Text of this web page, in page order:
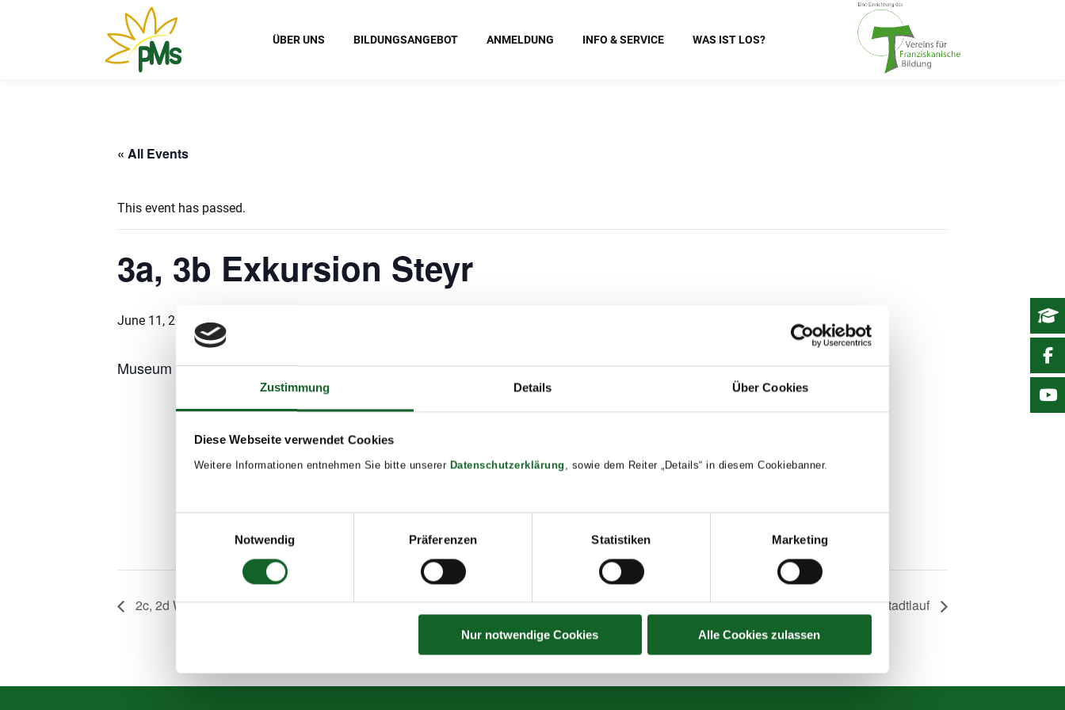
Zustimmung Details Über Cookies
Diese Webseite verwendet Cookies
Weitere Informationen entnehmen Sie bitte unserer Datenschutzerklärung , sowie dem Reiter „Details“ in diesem Cookiebanner.
Notwendig
Präferenzen Statistiken Marketing
Nur notwendige Cookies Alle Cookies zulassen
ÜBER UNS BILDUNGSANGEBOT ANMELDUNG INFO & SERVICE WAS IST LOS?
« All Events
This event has passed.
3a, 3b Exkursion Steyr
June 11, 2025 @ 8:00
Museum Arbeitswelt
Add to calendar
Time:
2024/25
2c, 2d Waldtag Vöcklabrucker Stadtlauf